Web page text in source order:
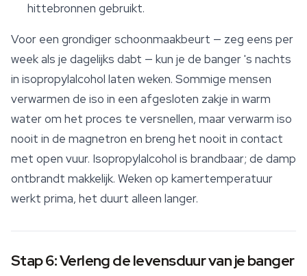
hittebronnen gebruikt.
Voor een grondiger schoonmaakbeurt — zeg eens per
week als je dagelijks dabt — kun je de banger 's nachts
in isopropylalcohol laten weken. Sommige mensen
verwarmen de iso in een afgesloten zakje in warm
water om het proces te versnellen, maar verwarm iso
nooit in de magnetron en breng het nooit in contact
met open vuur. Isopropylalcohol is brandbaar; de damp
ontbrandt makkelijk. Weken op kamertemperatuur
werkt prima, het duurt alleen langer.
Stap 6: Verleng de levensduur van je banger